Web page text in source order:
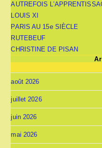
AUTREFOIS
LOUIS XI
PARIS AU 15e SIÈCLE
RUTEBEUF
CHRISTINE DE PISAN
août 2026
juillet 2026
juin 2026
mai 2026